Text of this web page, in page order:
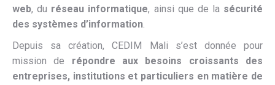
web, du réseau informatique, ainsi que de la sécurité
des systèmes d’information.
Depuis sa création, CEDIM Mali s’est donnée pour
mission de répondre aux besoins croissants des
entreprises, institutions et particuliers en matière de